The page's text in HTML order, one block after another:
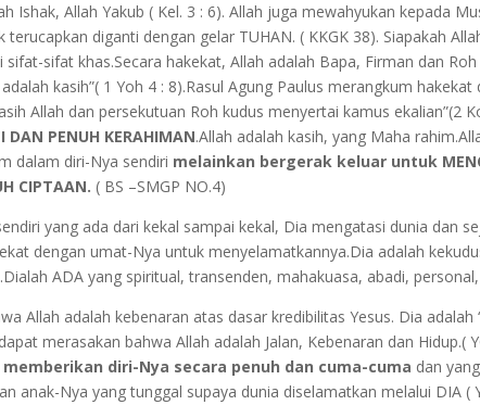
Ishak, Allah Yakub ( Kel. 3 : 6). Allah juga mewahyukan kepada
terucapkan diganti dengan gelar TUHAN. ( KKGK 38). Siapakah
sifat-sifat khas.Secara hakekat, Allah adalah Bapa, Firman dan
adalah kasih”( 1 Yoh 4 : 8).Rasul Agung Paulus merangkum
Allah dan persekutuan Roh kudus menyertai kamus ekalian”(2
DAN PENUH KERAHIMAN.Allah adalah kasih, yang Maha
dalam diri-Nya sendiri melainkan bergerak keluar untuk
CIPTAAN. ( BS –SMGP NO.4)
yang ada dari kekal sampai kekal, Dia mengatasi dunia dan
dengan umat-Nya untuk menyelamatkannya.Dia adalah
ADA yang spiritual, transenden, mahakuasa, abadi,
Allah adalah kebenaran atas dasar kredibilitas Yesus. Dia
merasakan bahwa Allah adalah Jalan, Kebenaran dan Hidup.(
diri-Nya secara penuh dan cuma-cuma dan yang
anak-Nya yang tunggal supaya dunia diselamatkan melalui DIA